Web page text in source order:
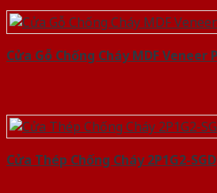
Cửa Gỗ Chống Cháy MDF Veneer
Cửa Thép Chống Cháy 2P1G2-SGD